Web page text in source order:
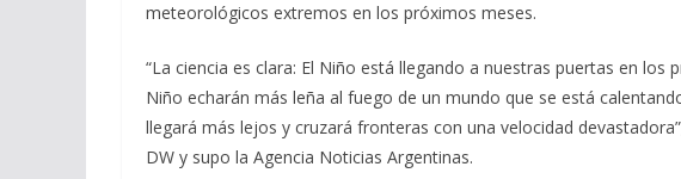
meteorológicos extremos en los próximos meses.
“La ciencia es clara: El Niño está llegando a nuestras puertas en los
Niño echarán más leña al fuego de un mundo que se está
llegará más lejos y cruzará fronteras con una velocidad
DW y supo la Agencia Noticias Argentinas.